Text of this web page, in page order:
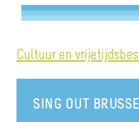
Cultuur en
SING OUT